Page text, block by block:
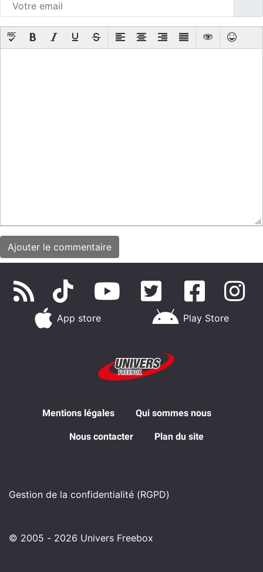
App store Play Store
Mentions légales Qui sommes nous
Nous contacter Plan du site
Gestion de la confidentialité (RGPD)
© 2005 - 2026 Univers Freebox